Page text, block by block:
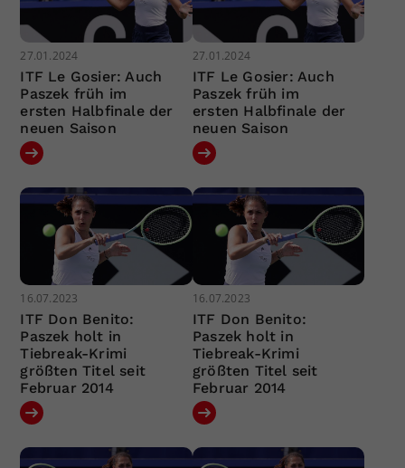
27.01.2024
ITF Le Gosier: Auch
Paszek früh im
ersten Halbfinale der
neuen Saison
27.01.2024
ITF Le Gosier: Auch
Paszek früh im
ersten Halbfinale der
neuen Saison
16.07.2023
ITF Don Benito:
Paszek holt in
Tiebreak-Krimi
größten Titel seit
Februar 2014
16.07.2023
ITF Don Benito:
Paszek holt in
Tiebreak-Krimi
größten Titel seit
Februar 2014